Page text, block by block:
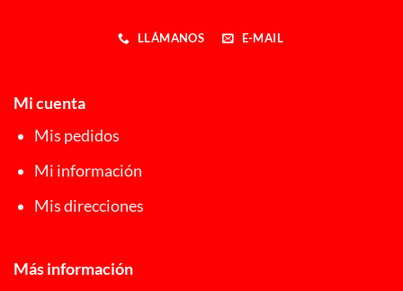
LLÁMANOS E-MAIL
Mi cuenta
Mis pedidos
Mi información
Mis direcciones
Más información